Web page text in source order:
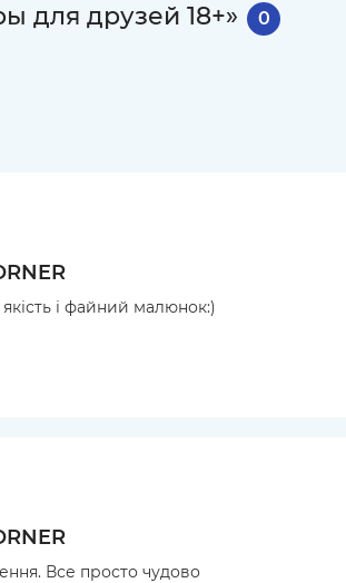
для друзей 18+» 0
і файний малюнок:)
Все просто чудово